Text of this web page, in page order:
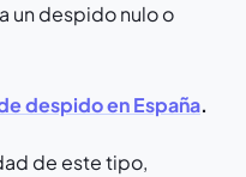
un despido nulo o
despido en España.
de este tipo,